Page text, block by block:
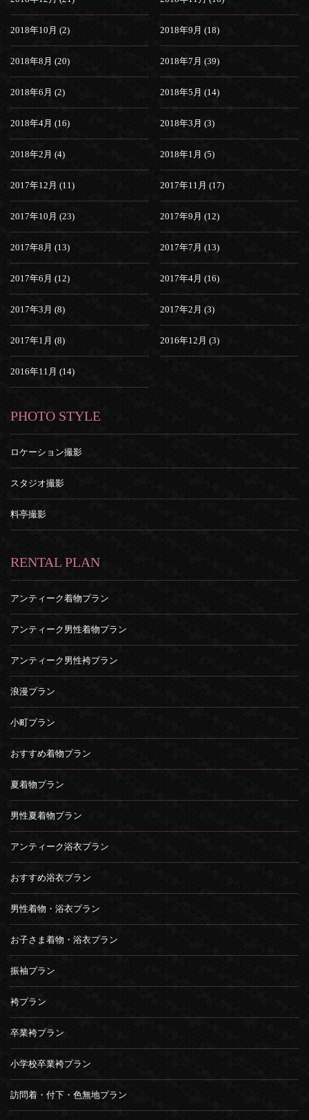
2018年10月 (2) 2018年9月 (18)
2018年8月 (20) 2018年7月 (39)
2018年6月 (2) 2018年5月 (14)
2018年4月 (16) 2018年3月 (3)
2018年2月 (4) 2018年1月 (5)
2017年12月 (11) 2017年11月 (17)
2017年10月 (23) 2017年9月 (12)
2017年8月 (13) 2017年7月 (13)
2017年6月 (12) 2017年4月 (16)
2017年3月 (8) 2017年2月 (3)
2017年1月 (8) 2016年12月 (3)
2016年11月 (14)
PHOTO STYLE
ロケーション撮影
スタジオ撮影
料亭撮影
RENTAL PLAN
アンティーク着物プラン
アンティーク男性着物プラン
アンティーク男性袴プラン
浪漫プラン
小町プラン
おすすめ着物プラン
夏着物プラン
男性夏着物プラン
アンティーク浴衣プラン
おすすめ浴衣プラン
男性着物・浴衣プラン
お子さま着物・浴衣プラン
振袖プラン
袴プラン
卒業袴プラン
小学校卒業袴プラン
訪問着・付下・色無地プラン